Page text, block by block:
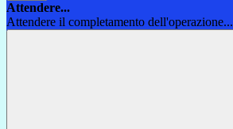
Attendere...
Attendere il completamento dell'operazione...